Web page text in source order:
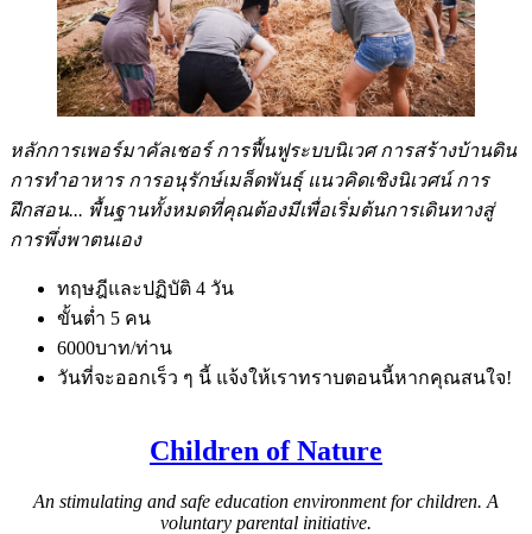
หลักการเพอร์มาคัลเชอร์ การฟื้นฟูระบบนิเวศ การสร้างบ้านดิน
การทำอาหาร การอนุรักษ์เมล็ดพันธุ์ แนวคิดเชิงนิเวศน์ การ
ฝึกสอน... พื้นฐานทั้งหมดที่คุณต้องมีเพื่อเริ่มต้นการเดินทางสู่
การพึ่งพาตนเอง
ทฤษฎีและปฏิบัติ 4 วัน
ขั้นต่ำ 5 คน
6000บาท/ท่าน
วันที่จะออกเร็ว ๆ นี้ แจ้งให้เราทราบตอนนี้หากคุณสนใจ!
Children of Nature
An stimulating and safe education environment for children. A
voluntary parental initiative.